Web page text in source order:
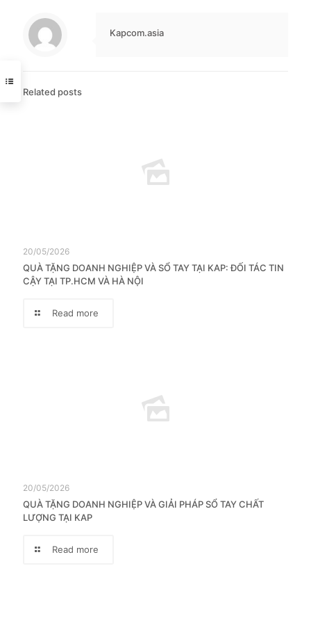
Kapcom.asia
Related posts
20/05/2026
QUÀ TẶNG DOANH NGHIỆP VÀ SỔ TAY TẠI KAP: ĐỐI TÁC TIN
CẬY TẠI TP.HCM VÀ HÀ NỘI
Read more
20/05/2026
QUÀ TẶNG DOANH NGHIỆP VÀ GIẢI PHÁP SỔ TAY CHẤT
LƯỢNG TẠI KAP
Read more